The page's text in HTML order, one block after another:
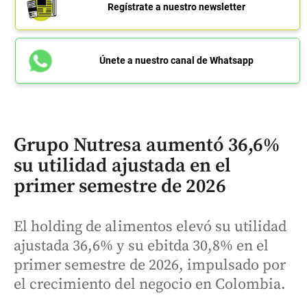
Regístrate a nuestro newsletter
Únete a nuestro canal de Whatsapp
Grupo Nutresa aumentó 36,6%
su utilidad ajustada en el
primer semestre de 2026
El holding de alimentos elevó su utilidad
ajustada 36,6% y su ebitda 30,8% en el
primer semestre de 2026, impulsado por
el crecimiento del negocio en Colombia.